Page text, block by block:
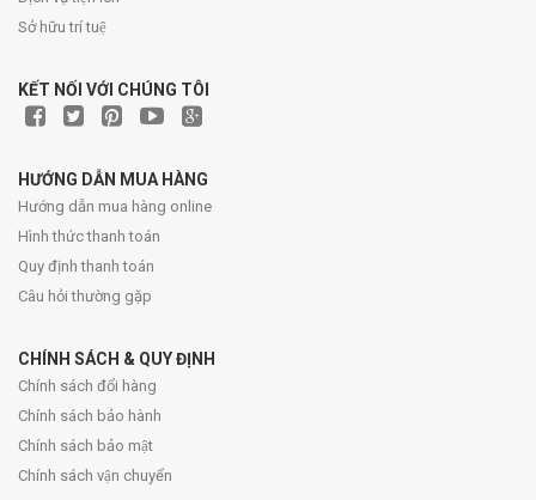
Sở hữu trí tuệ
KẾT NỐI VỚI CHÚNG TÔI
HƯỚNG DẪN MUA HÀNG
Hướng dẫn mua hàng online
Hình thức thanh toán
Quy định thanh toán
Câu hỏi thường gặp
CHÍNH SÁCH & QUY ĐỊNH
Chính sách đổi hàng
Chính sách bảo hành
Chính sách bảo mật
Chính sách vận chuyển